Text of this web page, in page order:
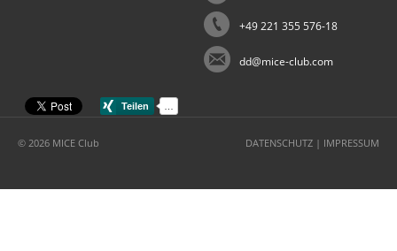
+49 221 355 576-18
dd@mice-club.com
© 2026 MICE Club DATENSCHUTZ | IMPRESSUM